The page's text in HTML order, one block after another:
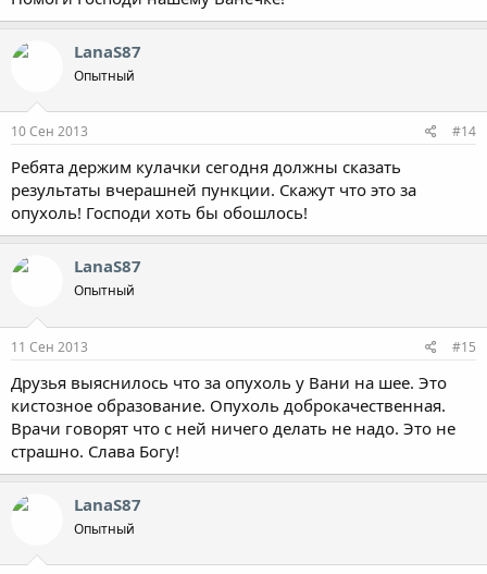
LanaS87
Опытный
10 Сен 2013 #14
Ребята держим кулачки сегодня должны сказать
результаты вчерашней пункции. Скажут что это за
опухоль! Господи хоть бы обошлось!
LanaS87
Опытный
11 Сен 2013 #15
Друзья выяснилось что за опухоль у Вани на шее. Это
кистозное образование. Опухоль доброкачественная.
Врачи говорят что с ней ничего делать не надо. Это не
страшно. Слава Богу!
LanaS87
Опытный